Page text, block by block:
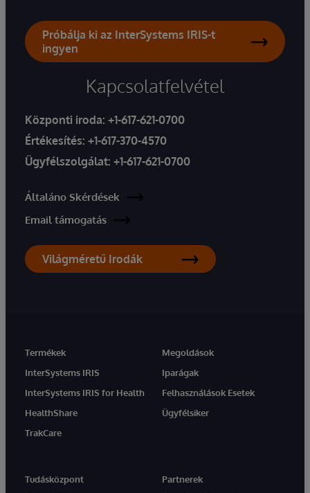
Próbálja ki az InterSystems IRIS-t
ingyen
Kapcsolatfelvétel
Központi iroda: +1-617-621-0700
Értékesítés: +1-617-370-4570
Ügyfélszolgálat: +1-617-621-0700
Általáno Skérdések
Email támogatás
Világméretű Irodák
Termékek
InterSystems IRIS
InterSystems IRIS for Health
HealthShare
TrakCare
Megoldások
Iparágak
Felhasználások Esetek
Ügyfélsiker
Tudásközpont
Partnerek